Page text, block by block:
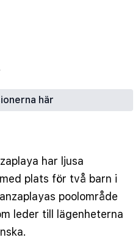
2018
•
kostnad•
här
har ljusa
plats för två barn i
poolområde
leder till lägenheterna